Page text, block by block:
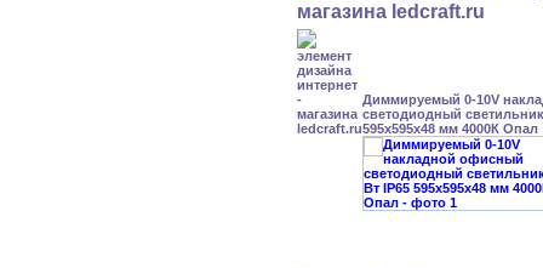
Диммируемый 0-10V
светодиодный
595x595x48 мм 4000К Опал